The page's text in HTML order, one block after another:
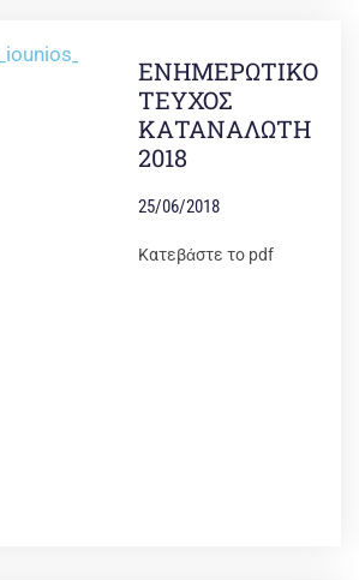
ΕΝΗΜΕΡΩΤΙΚΟ
ΤΕΥΧΟΣ
ΚΑΤΑΝΑΛΩΤΗ
2018
25/06/2018
Κατεβάστε το pdf